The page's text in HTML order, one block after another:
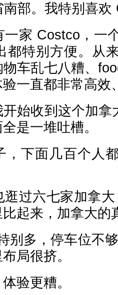
部。我特别喜欢
家 Costco，一
都特别方便。从
车乱七八糟、
一直都非常高效
始收到这个加
是一堆吐槽。
，下面几百个人
过六七家加拿
起来，加拿大的
别多，停车位不
局很挤。
验更糟。